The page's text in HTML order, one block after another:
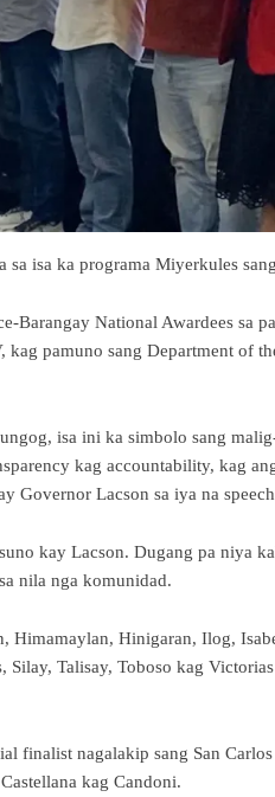
isa ka programa Miyerkules
Barangay National Awardees sa
pamuno sang Department of
isa ini ka simbolo sang
kag accountability, kag
Governor Lacson sa iya na
kay Lacson. Dugang pa niya
nila nga komunidad.
Himamaylan, Hinigaran, Ilog,
Silay, Talisay, Toboso kag
finalist nagalakip sang San
kag Candoni.